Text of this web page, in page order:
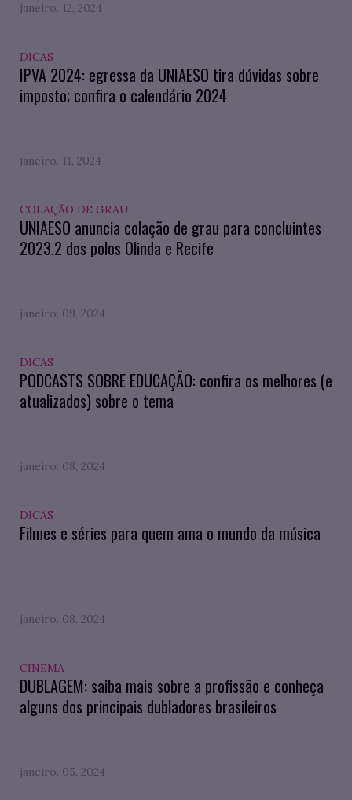
janeiro. 12, 2024
DICAS
IPVA 2024: egressa da UNIAESO tira dúvidas sobre
imposto; confira o calendário 2024
janeiro. 11, 2024
COLAÇÃO DE GRAU
UNIAESO anuncia colação de grau para concluintes
2023.2 dos polos Olinda e Recife
janeiro. 09, 2024
DICAS
PODCASTS SOBRE EDUCAÇÃO: confira os melhores (e
atualizados) sobre o tema
janeiro. 08, 2024
DICAS
Filmes e séries para quem ama o mundo da música
janeiro. 08, 2024
CINEMA
DUBLAGEM: saiba mais sobre a profissão e conheça
alguns dos principais dubladores brasileiros
janeiro. 05, 2024